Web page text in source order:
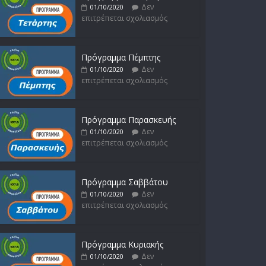
01/10/2020
Δεν
επιτρέπεται σχολιασμός
Πρόγραμμα Πέμπτης
01/10/2020
Δεν
επιτρέπεται σχολιασμός
Πρόγραμμα Παρασκευής
01/10/2020
Δεν
επιτρέπεται σχολιασμός
Πρόγραμμα Σαββάτου
01/10/2020
Δεν
επιτρέπεται σχολιασμός
Πρόγραμμα Κυριακής
01/10/2020
Δεν